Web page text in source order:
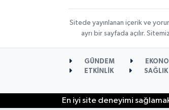
Sitede yayınlanan içerik ve
ayrı bir sayfada açılır.
GÜNDEM
ETKİNLİK
SAĞLIK
En iyi site deneyimi